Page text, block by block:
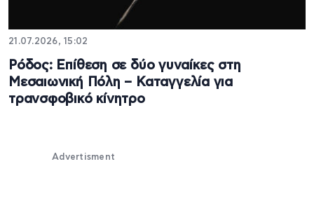
21.07.2026, 15:02
Ρόδος: Επίθεση σε δύο γυναίκες στη
Μεσαιωνική Πόλη – Καταγγελία για
τρανσφοβικό κίνητρο
Advertisment